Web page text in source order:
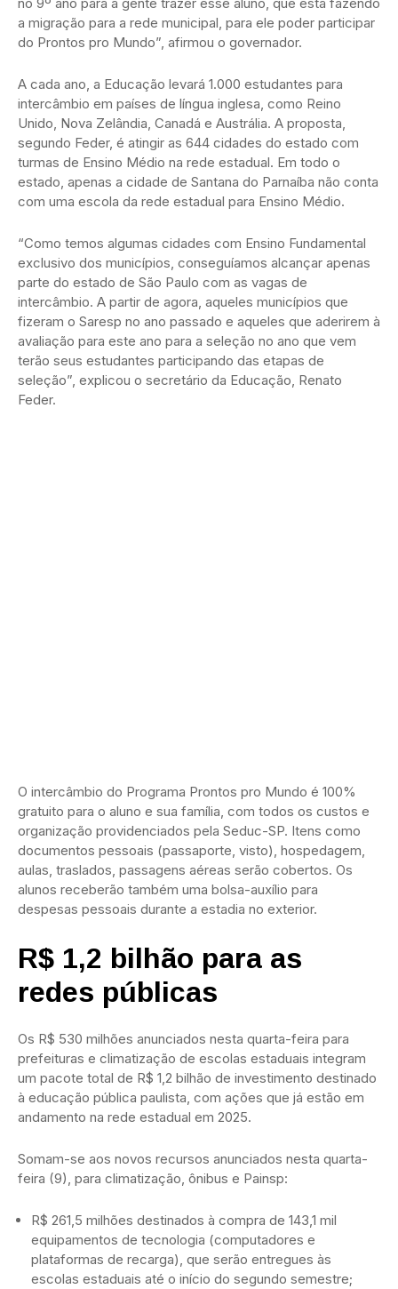
a migração para a rede municipal, para ele poder participar
do Prontos pro Mundo”, afirmou o governador.
A cada ano, a Educação levará 1.000 estudantes para
intercâmbio em países de língua inglesa, como Reino
Unido, Nova Zelândia, Canadá e Austrália. A proposta,
segundo Feder, é atingir as 644 cidades do estado com
turmas de Ensino Médio na rede estadual. Em todo o
estado, apenas a cidade de Santana do Parnaíba não conta
com uma escola da rede estadual para Ensino Médio.
“Como temos algumas cidades com Ensino Fundamental
exclusivo dos municípios, conseguíamos alcançar apenas
parte do estado de São Paulo com as vagas de
intercâmbio. A partir de agora, aqueles municípios que
fizeram o Saresp no ano passado e aqueles que aderirem à
avaliação para este ano para a seleção no ano que vem
terão seus estudantes participando das etapas de
seleção”, explicou o secretário da Educação, Renato
Feder.
O intercâmbio do Programa Prontos pro Mundo é 100%
gratuito para o aluno e sua família, com todos os custos e
organização providenciados pela Seduc-SP. Itens como
documentos pessoais (passaporte, visto), hospedagem,
aulas, traslados, passagens aéreas serão cobertos. Os
alunos receberão também uma bolsa-auxílio para
despesas pessoais durante a estadia no exterior.
R$ 1,2 bilhão para as
redes públicas
Os R$ 530 milhões anunciados nesta quarta-feira para
prefeituras e climatização de escolas estaduais integram
um pacote total de R$ 1,2 bilhão de investimento destinado
à educação pública paulista, com ações que já estão em
andamento na rede estadual em 2025.
Somam-se aos novos recursos anunciados nesta quarta-
feira (9), para climatização, ônibus e Painsp:
R$ 261,5 milhões destinados à compra de 143,1 mil
equipamentos de tecnologia (computadores e
plataformas de recarga), que serão entregues às
escolas estaduais até o início do segundo semestre;